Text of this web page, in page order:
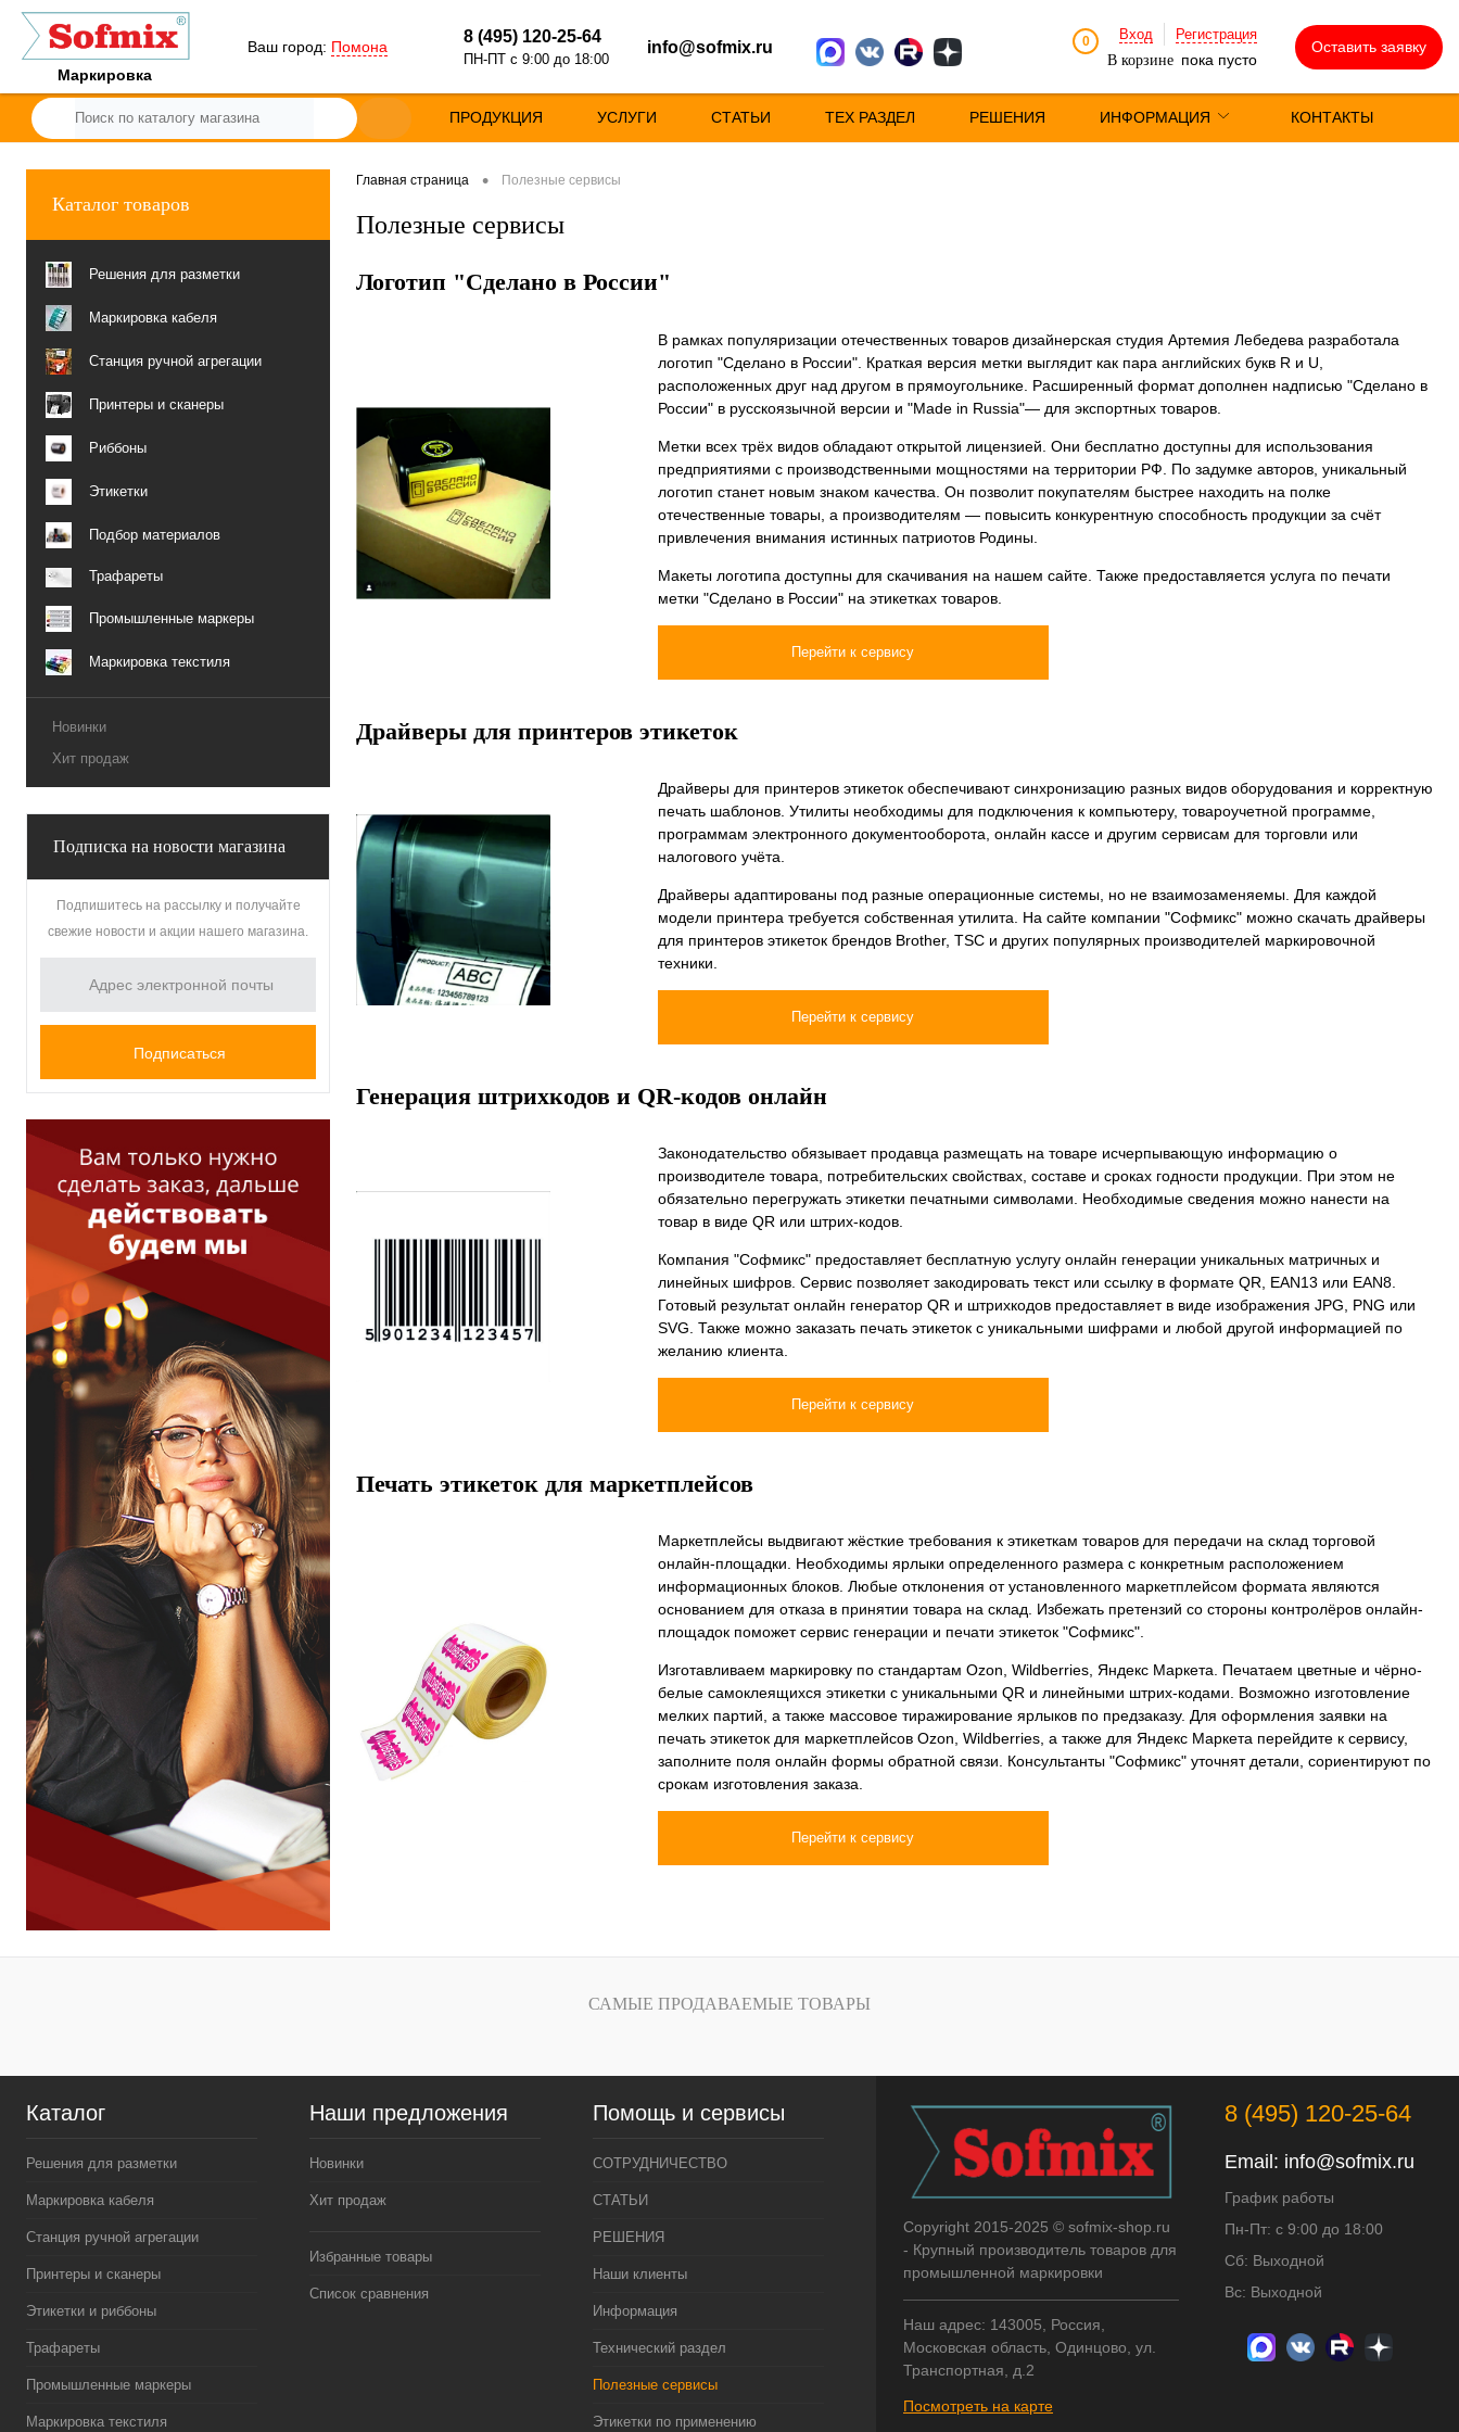
Маркировка
Ваш город: Помона
8 (495) 120-25-64
ПН-ПТ с 9:00 до 18:00
info@sofmix.ru 0 Вход
Регистрация
В корзине пока пусто
Оставить заявку
ПРОДУКЦИЯ УСЛУГИ СТАТЬИ ТЕХ РАЗДЕЛ РЕШЕНИЯ ИНФОРМАЦИЯ КОНТАКТЫ
Каталог товаров
Решения для разметки
Маркировка кабеля
Станция ручной агрегации
Принтеры и сканеры
Риббоны
Этикетки
Подбор материалов
Трафареты
Промышленные маркеры
Маркировка текстиля
Новинки
Хит продаж
Подписка на новости магазина
Подпишитесь на рассылку и получайте
свежие новости и акции нашего магазина.
Главная страница • Полезные сервисы
Полезные сервисы
Логотип "Сделано в России"
В рамках популяризации отечественных товаров дизайнерская студия Артемия Лебедева разработала
логотип "Сделано в России". Краткая версия метки выглядит как пара английских букв R и U,
расположенных друг над другом в прямоугольнике. Расширенный формат дополнен надписью "Сделано в
России" в русскоязычной версии и "Made in Russia"— для экспортных товаров.
Метки всех трёх видов обладают открытой лицензией. Они бесплатно доступны для использования
предприятиями с производственными мощностями на территории РФ. По задумке авторов, уникальный
логотип станет новым знаком качества. Он позволит покупателям быстрее находить на полке
отечественные товары, а производителям — повысить конкурентную способность продукции за счёт
привлечения внимания истинных патриотов Родины.
Макеты логотипа доступны для скачивания на нашем сайте. Также предоставляется услуга по печати
метки "Сделано в России" на этикетках товаров.
Перейти к сервису
Драйверы для принтеров этикеток
Драйверы для принтеров этикеток обеспечивают синхронизацию разных видов оборудования и корректную
печать шаблонов. Утилиты необходимы для подключения к компьютеру, товароучетной программе,
программам электронного документооборота, онлайн кассе и другим сервисам для торговли или
налогового учёта.
Драйверы адаптированы под разные операционные системы, но не взаимозаменяемы. Для каждой
модели принтера требуется собственная утилита. На сайте компании "Софмикс" можно скачать драйверы
для принтеров этикеток брендов Brother, TSC и других популярных производителей маркировочной
техники.
Перейти к сервису
Генерация штрихкодов и QR-кодов онлайн
Законодательство обязывает продавца размещать на товаре исчерпывающую информацию о
производителе товара, потребительских свойствах, составе и сроках годности продукции. При этом не
обязательно перегружать этикетки печатными символами. Необходимые сведения можно нанести на
товар в виде QR или штрих-кодов.
Компания "Софмикс" предоставляет бесплатную услугу онлайн генерации уникальных матричных и
линейных шифров. Сервис позволяет закодировать текст или ссылку в формате QR, EAN13 или EAN8.
Готовый результат онлайн генератор QR и штрихкодов предоставляет в виде изображения JPG, PNG или
SVG. Также можно заказать печать этикеток с уникальными шифрами и любой другой информацией по
желанию клиента.
Перейти к сервису
Печать этикеток для маркетплейсов
Маркетплейсы выдвигают жёсткие требования к этикеткам товаров для передачи на склад торговой
онлайн-площадки. Необходимы ярлыки определенного размера с конкретным расположением
информационных блоков. Любые отклонения от установленного маркетплейсом формата являются
основанием для отказа в принятии товара на склад. Избежать претензий со стороны контролёров онлайн-
площадок поможет сервис генерации и печати этикеток "Софмикс".
Изготавливаем маркировку по стандартам Ozon, Wildberries, Яндекс Маркета. Печатаем цветные и чёрно-
белые самоклеящихся этикетки с уникальными QR и линейными штрих-кодами. Возможно изготовление
мелких партий, а также массовое тиражирование ярлыков по предзаказу. Для оформления заявки на
печать этикеток для маркетплейсов Ozon, Wildberries, а также для Яндекс Маркета перейдите к сервису,
заполните поля онлайн формы обратной связи. Консультанты "Софмикс" уточнят детали, сориентируют по
срокам изготовления заказа.
Перейти к сервису
САМЫЕ ПРОДАВАЕМЫЕ ТОВАРЫ
Каталог
Решения для разметки
Маркировка кабеля
Станция ручной агрегации
Принтеры и сканеры
Этикетки и риббоны
Трафареты
Промышленные маркеры
Маркировка текстиля
Наши предложения
Новинки
Хит продаж
Избранные товары
Список сравнения
Помощь и сервисы
СОТРУДНИЧЕСТВО
СТАТЬИ
РЕШЕНИЯ
Наши клиенты
Информация
Технический раздел
Полезные сервисы
Этикетки по применению
Copyright 2015-2025 © sofmix-shop.ru
- Крупный производитель товаров для
промышленной маркировки
Наш адрес: 143005, Россия,
Московская область, Одинцово, ул.
Транспортная, д.2
Посмотреть на карте
8 (495) 120-25-64
Email: info@sofmix.ru
График работы
Пн-Пт: с 9:00 до 18:00
Сб: Выходной
Вс: Выходной